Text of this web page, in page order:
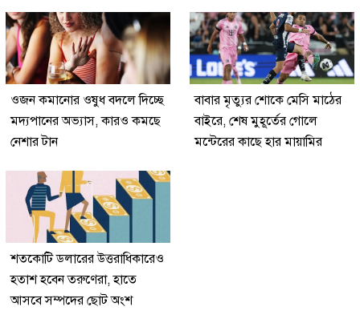
ওজন কমানোর ওষুধ বদলে দিচ্ছে
মদ্যপানের অভ্যাস, কারও কমছে
নেশার টান
বাবার মৃত্যুর শোকে মেসি মাঠের
বাইরে, শেষ মুহূর্তের গোলে
মন্টেরের কাছে হার মায়ামির
শতকোটি ডলারের উত্তরাধিকারেও
হতাশ হবেন তরুণেরা, হাতে
আসবে সম্পদের ছোট অংশ